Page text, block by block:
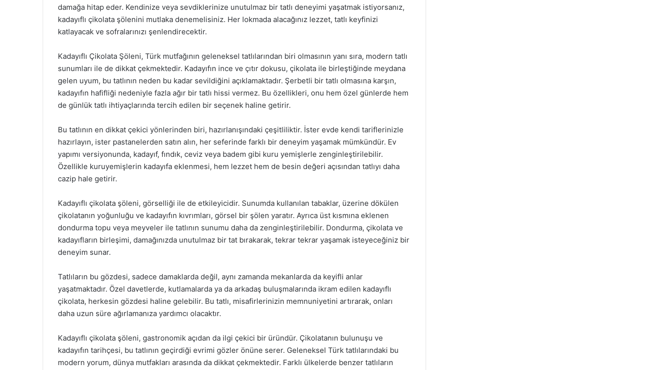
damağa hitap eder. Kendinize veya sevdiklerinize unutulmaz bir tatlı deneyimi yaşatmak istiyorsanız,
kadayıflı çikolata şölenini mutlaka denemelisiniz. Her lokmada alacağınız lezzet, tatlı keyfinizi
katlayacak ve sofralarınızı şenlendirecektir.
Kadayıflı Çikolata Şöleni, Türk mutfağının geleneksel tatlılarından biri olmasının yanı sıra, modern tatlı
sunumları ile de dikkat çekmektedir. Kadayıfın ince ve çıtır dokusu, çikolata ile birleştiğinde meydana
gelen uyum, bu tatlının neden bu kadar sevildiğini açıklamaktadır. Şerbetli bir tatlı olmasına karşın,
kadayıfın hafifliği nedeniyle fazla ağır bir tatlı hissi vermez. Bu özellikleri, onu hem özel günlerde hem
de günlük tatlı ihtiyaçlarında tercih edilen bir seçenek haline getirir.
Bu tatlının en dikkat çekici yönlerinden biri, hazırlanışındaki çeşitliliktir. İster evde kendi tariflerinizle
hazırlayın, ister pastanelerden satın alın, her seferinde farklı bir deneyim yaşamak mümkündür. Ev
yapımı versiyonunda, kadayıf, fındık, ceviz veya badem gibi kuru yemişlerle zenginleştirilebilir.
Özellikle kuruyemişlerin kadayıfa eklenmesi, hem lezzet hem de besin değeri açısından tatlıyı daha
cazip hale getirir.
Kadayıflı çikolata şöleni, görselliği ile de etkileyicidir. Sunumda kullanılan tabaklar, üzerine dökülen
çikolatanın yoğunluğu ve kadayıfın kıvrımları, görsel bir şölen yaratır. Ayrıca üst kısmına eklenen
dondurma topu veya meyveler ile tatlının sunumu daha da zenginleştirilebilir. Dondurma, çikolata ve
kadayıfların birleşimi, damağınızda unutulmaz bir tat bırakarak, tekrar tekrar yaşamak isteyeceğiniz bir
deneyim sunar.
Tatlıların bu gözdesi, sadece damaklarda değil, aynı zamanda mekanlarda da keyifli anlar
yaşatmaktadır. Özel davetlerde, kutlamalarda ya da arkadaş buluşmalarında ikram edilen kadayıflı
çikolata, herkesin gözdesi haline gelebilir. Bu tatlı, misafirlerinizin memnuniyetini artırarak, onları
daha uzun süre ağırlamanıza yardımcı olacaktır.
Kadayıflı çikolata şöleni, gastronomik açıdan da ilgi çekici bir üründür. Çikolatanın bulunuşu ve
kadayıfın tarihçesi, bu tatlının geçirdiği evrimi gözler önüne serer. Geleneksel Türk tatlılarındaki bu
modern yorum, dünya mutfakları arasında da dikkat çekmektedir. Farklı ülkelerde benzer tatlıların